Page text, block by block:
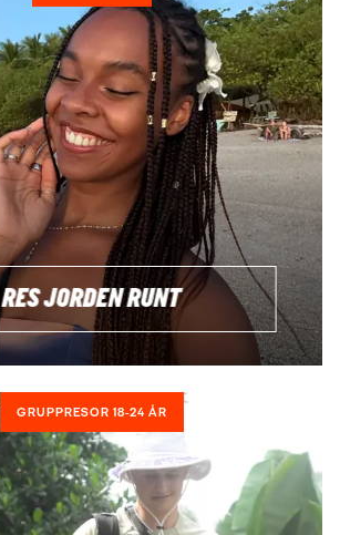
RES JORDEN RUNT
GRUPPRESOR 18-24 ÅR